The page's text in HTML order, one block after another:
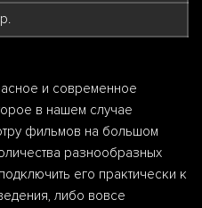
и современное
в нашем случае
фильмов на большом
разнообразных
его практически к
либо вовсе